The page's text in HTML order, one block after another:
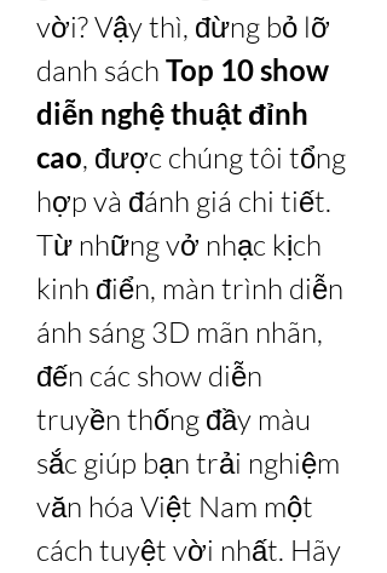
vời? Vậy thì, đừng bỏ lỡ
danh sách Top 10 show
diễn nghệ thuật đỉnh
cao, được chúng tôi tổng
hợp và đánh giá chi tiết.
Từ những vở nhạc kịch
kinh điển, màn trình diễn
ánh sáng 3D mãn nhãn,
đến các show diễn
truyền thống đầy màu
sắc giúp bạn trải nghiệm
văn hóa Việt Nam một
cách tuyệt vời nhất. Hãy